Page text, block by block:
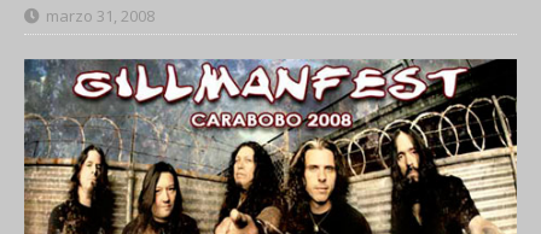
marzo 31, 2008